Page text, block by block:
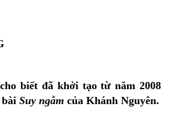
biết đã khởi tạo từ năm 2008
Suy ngẫm của Khánh Nguyên.